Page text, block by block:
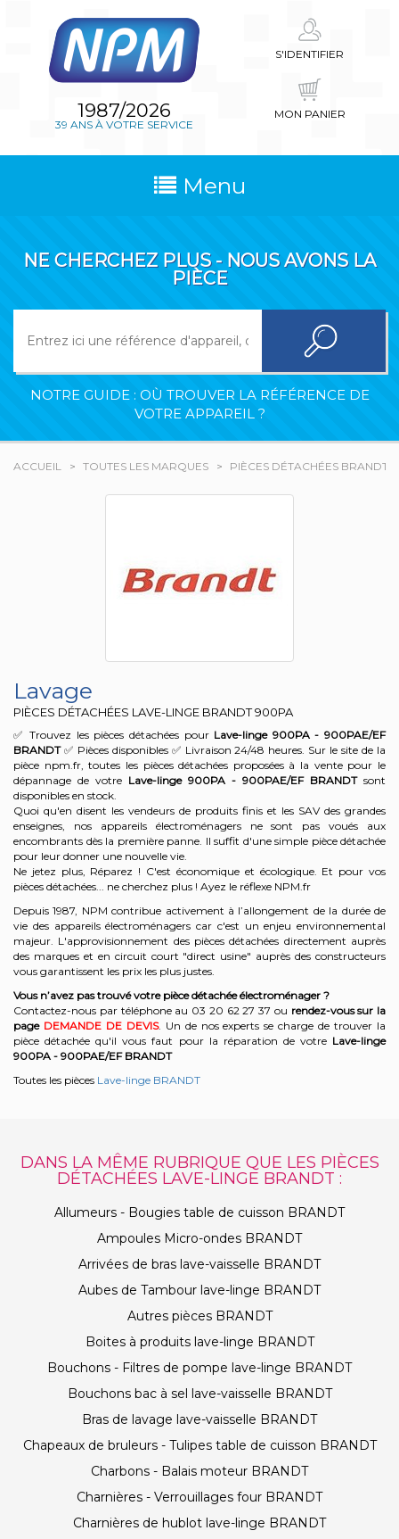
1987/2026
39 ANS À VOTRE SERVICE
S'IDENTIFIER
MON PANIER
Menu
NE CHERCHEZ PLUS - NOUS AVONS LA
PIÈCE
NOTRE GUIDE : OÙ TROUVER LA RÉFÉRENCE DE
VOTRE APPAREIL ?
ACCUEIL TOUTES LES MARQUES PIÈCES DÉTACHÉES BRANDT
Lavage
PIÈCES DÉTACHÉES LAVE-LINGE BRANDT900PA
✅ Trouvez les pièces détachées pour Lave-linge 900PA - 900PAE/EF
BRANDT ✅ Pièces disponibles ✅ Livraison 24/48 heures. Sur le site de la
pièce npm.fr, toutes les pièces détachées proposées à la vente pour le
dépannage de votre Lave-linge 900PA - 900PAE/EF BRANDTsont
disponibles en stock.
Quoi qu'en disent les vendeurs de produits finis et les SAV des grandes
enseignes, nos appareils électroménagers ne sont pas voués aux
encombrants dès la première panne. Il suffit d'une simple pièce détachée
pour leur donner une nouvelle vie.
Ne jetez plus, Réparez ! C'est économique et écologique. Et pour vos
pièces détachées... ne cherchez plus ! Ayez le réflexe NPM.fr
Depuis 1987, NPM contribue activement à l’allongement de la durée de
vie des appareils électroménagers car c'est un enjeu environnemental
majeur. L'approvisionnement des pièces détachées directement auprès
des marques et en circuit court "direct usine" auprès des constructeurs
vous garantissent les prix les plus justes.
Vous n’avez pas trouvé votre pièce détachée électroménager ?
Contactez-nous par téléphone au 03 20 62 27 37 ou rendez-vous sur la
page DEMANDE DE DEVIS. Un de nos experts se charge de trouver la
pièce détachée qu'il vous faut pour la réparation de votre Lave-linge
900PA - 900PAE/EF BRANDT
Toutes les pièces Lave-linge BRANDT
DANS LA MÊME RUBRIQUE QUE LES PIÈCES
DÉTACHÉES LAVE-LINGE BRANDT :
Allumeurs - Bougies table de cuisson BRANDT
Ampoules Micro-ondes BRANDT
Arrivées de bras lave-vaisselle BRANDT
Aubes de Tambour lave-linge BRANDT
Autres pièces BRANDT
Boites à produits lave-linge BRANDT
Bouchons - Filtres de pompe lave-linge BRANDT
Bouchons bac à sel lave-vaisselle BRANDT
Bras de lavage lave-vaisselle BRANDT
Chapeaux de bruleurs - Tulipes table de cuisson BRANDT
Charbons - Balais moteur BRANDT
Charnières - Verrouillages four BRANDT
Charnières de hublot lave-linge BRANDT